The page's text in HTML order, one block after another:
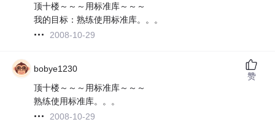
顶十楼～～～用标准库～～～
我的目标：熟练使用标准库。。。
2008-10-29
bobye1230
顶十楼～～～用标准库～～～
熟练使用标准库。。。
2008-10-29
赞